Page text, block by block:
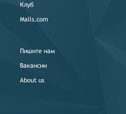
Клуб
Malls.com
Пишите нам
Вакансии
About us